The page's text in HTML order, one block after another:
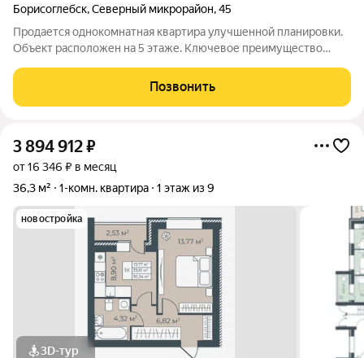
Борисоглебск,Северный микрорайон,45
Продается однокомнатная квартира улучшенной планировки.
Объект расположен на 5 этаже. Ключевое преимущество
комната в 19 кв.м. оборудована глубокой нишей 2.7 на 1.7
метра, что позволяет легко
Позвонить
3 894 912₽
от 16 346 ₽ в месяц
36,3 м²
1-комн. квартира 1 этаж из 9
новостройка
3D-тур